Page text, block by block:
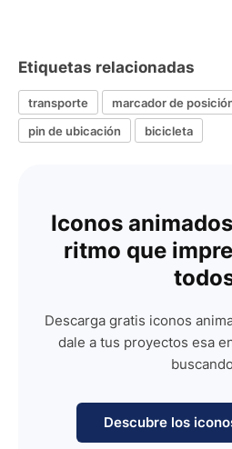
Etiquetas relacionadas
transporte marcador de
pin de ubicación
bicicleta
Iconos
ritmo que
Descarga gratis iconos
dale a tus proyectos esa
Descubre los